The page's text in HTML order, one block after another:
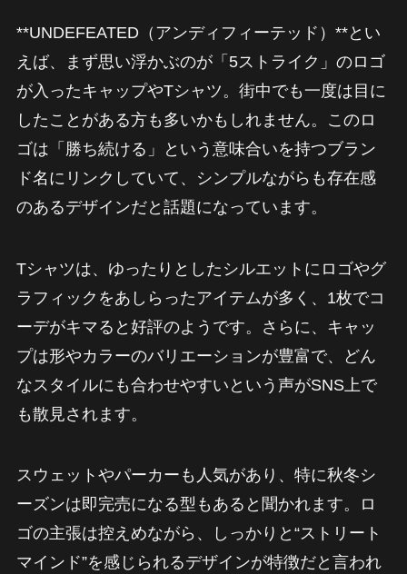
**UNDEFEATED（アンディフィーテッド）**とい
えば、まず思い浮かぶのが「5ストライク」のロゴ
が入ったキャップやTシャツ。街中でも一度は目に
したことがある方も多いかもしれません。このロ
ゴは「勝ち続ける」という意味合いを持つブラン
ド名にリンクしていて、シンプルながらも存在感
のあるデザインだと話題になっています。
Tシャツは、ゆったりとしたシルエットにロゴやグ
ラフィックをあしらったアイテムが多く、1枚でコ
ーデがキマると好評のようです。さらに、キャッ
プは形やカラーのバリエーションが豊富で、どん
なスタイルにも合わせやすいという声がSNS上で
も散見されます。
スウェットやパーカーも人気があり、特に秋冬シ
ーズンは即完売になる型もあると聞かれます。ロ
ゴの主張は控えめながら、しっかりと“ストリート
マインド”を感じられるデザインが特徴だと言われ